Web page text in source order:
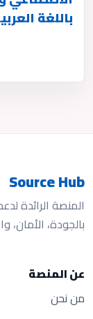
باللغة
Source Hub
المنصة الرائدة
بالجودة، الأمان،
عن المنصة
من نحن